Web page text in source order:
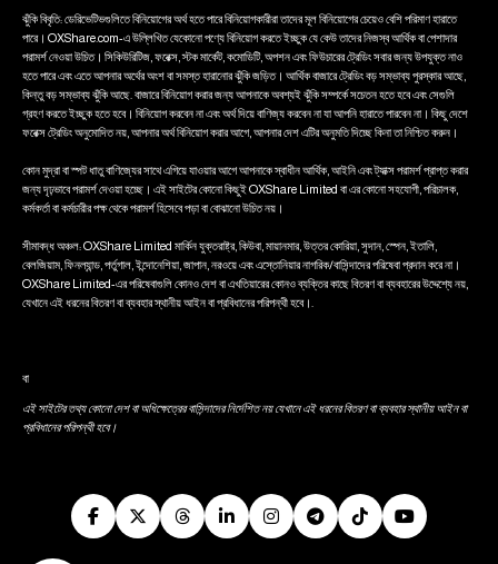
ঝুঁকি বিবৃতি: ডেরিভেটিভগুলিতে বিনিয়োগের অর্থ হতে পারে বিনিয়োগকারীরা তাদের মূল বিনিয়োগের চেয়েও বেশি পরিমাণ হারাতে
পারে। OXShare.com-এ উল্লিখিত যেকোনো পণ্যে বিনিয়োগ করতে ইচ্ছুক যে কেউ তাদের নিজস্ব আর্থিক বা পেশাদার
পরামর্শ নেওয়া উচিত। সিকিউরিটিজ, ফরেক্স, স্টক মার্কেট, কমোডিটি, অপশন এবং ফিউচারের ট্রেডিং সবার জন্য উপযুক্ত নাও
হতে পারে এবং এতে আপনার অর্থের অংশ বা সমস্ত হারানোর ঝুঁকি জড়িত। আর্থিক বাজারে ট্রেডিং বড় সম্ভাব্য পুরস্কার আছে,
কিন্তু বড় সম্ভাব্য ঝুঁকি আছে. বাজারে বিনিয়োগ করার জন্য আপনাকে অবশ্যই ঝুঁকি সম্পর্কে সচেতন হতে হবে এবং সেগুলি
গ্রহণ করতে ইচ্ছুক হতে হবে। বিনিয়োগ করবেন না এবং অর্থ দিয়ে বাণিজ্য করবেন না যা আপনি হারাতে পারবেন না। কিছু দেশে
ফরেক্স ট্রেডিং অনুমোদিত নয়, আপনার অর্থ বিনিয়োগ করার আগে, আপনার দেশ এটির অনুমতি দিচ্ছে কিনা তা নিশ্চিত করুন।
কোন মুদ্রা বা স্পট ধাতু বাণিজ্যের সাথে এগিয়ে যাওয়ার আগে আপনাকে স্বাধীন আর্থিক, আইনি এবং ট্যাক্স পরামর্শ প্রাপ্ত করার
জন্য দৃঢ়ভাবে পরামর্শ দেওয়া হচ্ছে। এই সাইটের কোনো কিছুই OXShare Limited বা এর কোনো সহযোগী, পরিচালক,
কর্মকর্তা বা কর্মচারীর পক্ষ থেকে পরামর্শ হিসেবে পড়া বা বোঝানো উচিত নয়।
সীমাবদ্ধ অঞ্চল: OXShare Limited মার্কিন যুক্তরাষ্ট্র, কিউবা, মায়ানমার, উত্তর কোরিয়া, সুদান, স্পেন, ইতালি,
বেলজিয়াম, ফিনল্যান্ড, পর্তুগাল, ইন্দোনেশিয়া, জাপান, নরওয়ে এবং এস্তোনিয়ার নাগরিক/বাসিন্দাদের পরিষেবা প্রদান করে না।
OXShare Limited-এর পরিষেবাগুলি কোনও দেশ বা এখতিয়ারের কোনও ব্যক্তির কাছে বিতরণ বা ব্যবহারের উদ্দেশ্যে নয়,
যেখানে এই ধরনের বিতরণ বা ব্যবহার স্থানীয় আইন বা প্রবিধানের পরিপন্থী হবে।.
বা
এই সাইটের তথ্য কোনো দেশ বা অধিক্ষেত্রের বাসিন্দাদের নির্দেশিত নয় যেখানে এই ধরনের বিতরণ বা ব্যবহার স্থানীয় আইন বা
প্রবিধানের পরিপন্থী হবে।